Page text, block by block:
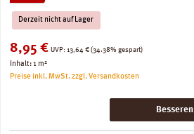
Derzeit nicht auf Lager
Verkaufspreis:
8,95 € UVP: Regulärer Preis:
13,64 € (34.38% gespart)
Inhalt:1 m²
Preise inkl. MwSt. zzgl. Versandkosten